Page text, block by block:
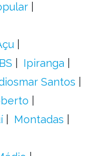
Ipiranga
Santos
Montadas